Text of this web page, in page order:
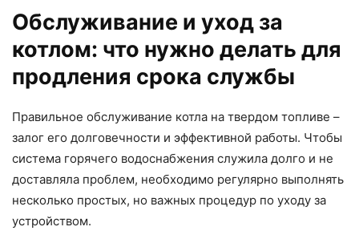
Обслуживание и уход за
котлом: что нужно делать для
продления срока службы
Правильное обслуживание котла на твердом топливе –
залог его долговечности и эффективной работы. Чтобы
система горячего водоснабжения служила долго и не
доставляла проблем, необходимо регулярно выполнять
несколько простых, но важных процедур по уходу за
устройством.